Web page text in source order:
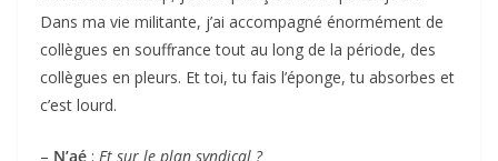
Dans ma vie militante, j’ai accompagné énormément de
collègues en souffrance tout au long de la période, des
collègues en pleurs. Et toi, tu fais l’éponge, tu absorbes et
c’est lourd.
– N’aé : Et sur le plan syndical ?